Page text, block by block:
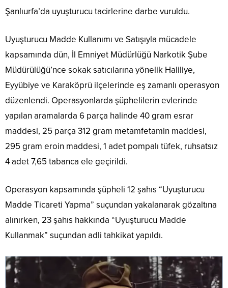
Şanlıurfa’da uyuşturucu tacirlerine darbe vuruldu.
Uyuşturucu Madde Kullanımı ve Satışıyla mücadele
kapsamında dün, İl Emniyet Müdürlüğü Narkotik Şube
Müdürülüğü’nce sokak satıcılarına yönelik Haliliye,
Eyyübiye ve Karaköprü ilçelerinde eş zamanlı operasyon
düzenlendi. Operasyonlarda şüphelilerin evlerinde
yapılan aramalarda 6 parça halinde 40 gram esrar
maddesi, 25 parça 312 gram metamfetamin maddesi,
295 gram eroin maddesi, 1 adet pompalı tüfek, ruhsatsız
4 adet 7,65 tabanca ele geçirildi.
Operasyon kapsamında şüpheli 12 şahıs “Uyuşturucu
Madde Ticareti Yapma” suçundan yakalanarak gözaltına
alınırken, 23 şahıs hakkında “Uyuşturucu Madde
Kullanmak” suçundan adli tahkikat yapıldı.